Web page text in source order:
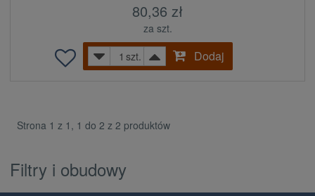
80,36 zł
za szt.
szt.
Dodaj
Strona 1 z 1, 1 do 2 z 2 produktów
Filtry i obudowy